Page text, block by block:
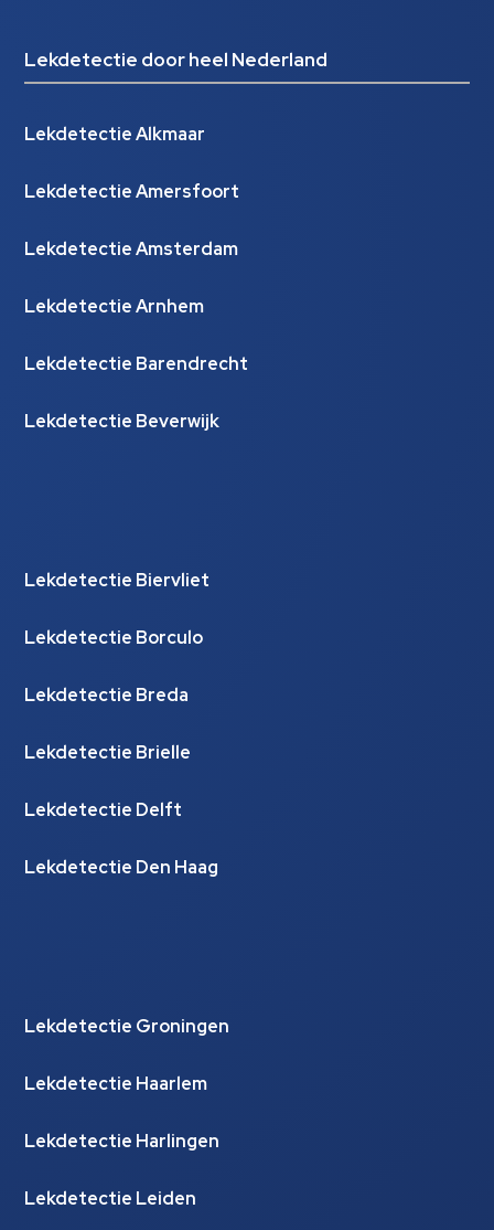
Lekdetectie door heel Nederland
Lekdetectie Alkmaar
Lekdetectie Amersfoort
Lekdetectie Amsterdam
Lekdetectie Arnhem
Lekdetectie Barendrecht
Lekdetectie Beverwijk
Lekdetectie Biervliet
Lekdetectie Borculo
Lekdetectie Breda
Lekdetectie Brielle
Lekdetectie Delft
Lekdetectie Den Haag
Lekdetectie Groningen
Lekdetectie Haarlem
Lekdetectie Harlingen
Lekdetectie Leiden